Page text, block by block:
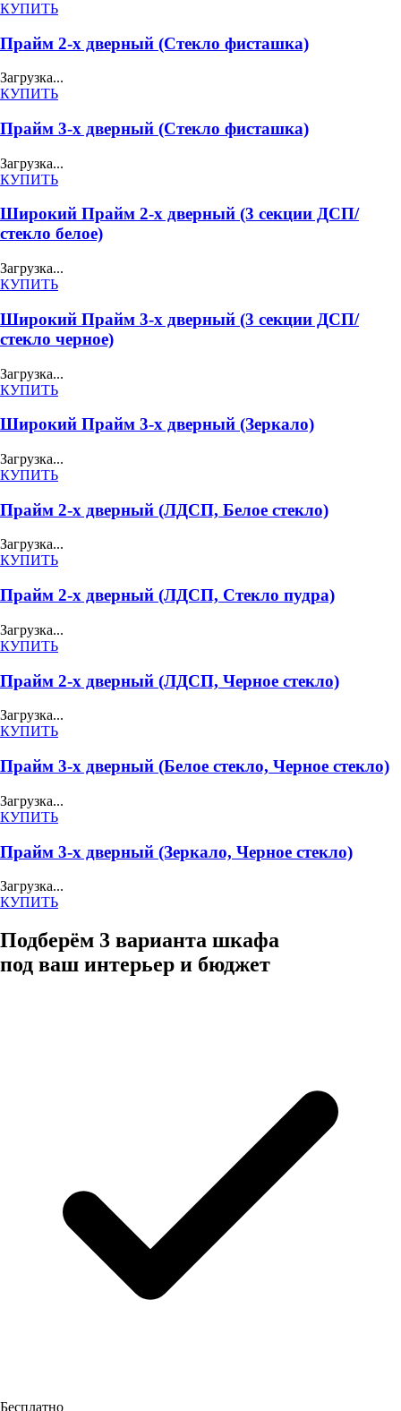
КУПИТЬ
Прайм 2-х дверный (Стекло фисташка)
Загрузка...
КУПИТЬ
Прайм 3-х дверный (Стекло фисташка)
Загрузка...
КУПИТЬ
Широкий Прайм 2-х дверный (3 секции ДСП/
стекло белое)
Загрузка...
КУПИТЬ
Широкий Прайм 3-х дверный (3 секции ДСП/
стекло черное)
Загрузка...
КУПИТЬ
Широкий Прайм 3-х дверный (Зеркало)
Загрузка...
КУПИТЬ
Прайм 2-х дверный (ЛДСП, Белое стекло)
Загрузка...
КУПИТЬ
Прайм 2-х дверный (ЛДСП, Стекло пудра)
Загрузка...
КУПИТЬ
Прайм 2-х дверный (ЛДСП, Черное стекло)
Загрузка...
КУПИТЬ
Прайм 3-х дверный (Белое стекло, Черное стекло)
Загрузка...
КУПИТЬ
Прайм 3-х дверный (Зеркало, Черное стекло)
Загрузка...
КУПИТЬ
Подберём 3 варианта шкафа
под ваш интерьер и бюджет
Бесплатно